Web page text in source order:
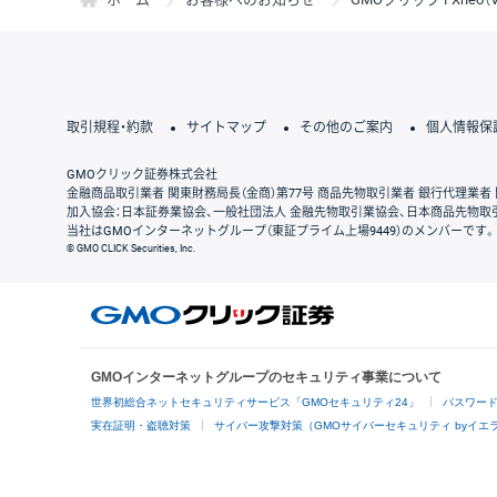
取引規程・約款 サイトマップ その他のご案内 個人情報保
GMOクリック証券株式会社
金融商品取引業者 関東財務局長（金商）第77号 商品先物取引業者 銀行代理業
加入協会：日本証券業協会、一般社団法人 金融先物取引業協会、日本商品先物取
当社はGMOインターネットグループ（東証プライム上場9449）のメンバーです。
© GMO CLICK Securities, Inc.
GMOインターネットグループのセキュリティ事業について
世界初総合ネットセキュリティサービス「GMOセキュリティ24」 パスワー
実在証明・盗聴対策 サイバー攻撃対策（GMOサイバーセキュリティ byイエラ